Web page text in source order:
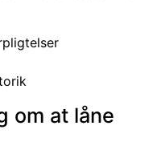
om at låne